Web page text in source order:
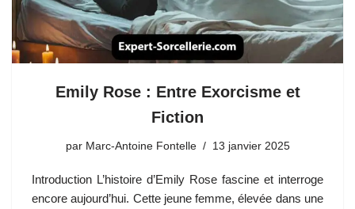
Emily Rose : Entre Exorcisme et
Fiction
par Marc-Antoine Fontelle 13 janvier 2025
Introduction L’histoire d’Emily Rose fascine et interroge
encore aujourd’hui. Cette jeune femme, élevée dans une